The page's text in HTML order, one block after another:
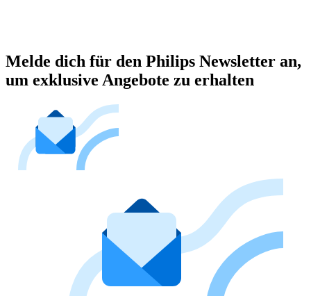
Melde dich für den Philips Newsletter an,
um exklusive Angebote zu erhalten